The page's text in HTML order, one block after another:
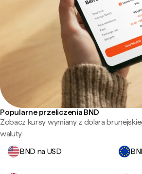
Popularne przeliczenia BND
Zobacz kursy wymiany z dolara
waluty.
BND na USD